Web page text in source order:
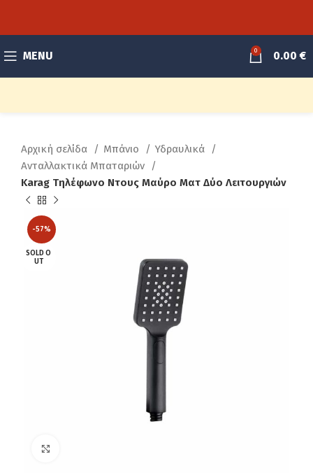
MENU 0 0.00€
Αρχική σελίδα Μπάνιο
Υδραυλικά
Ανταλλακτικά Μπαταριών
Karag Τηλέφωνο Ντους Μαύρο Ματ Δύο Λειτουργιών
-57%
SOLD O
UT